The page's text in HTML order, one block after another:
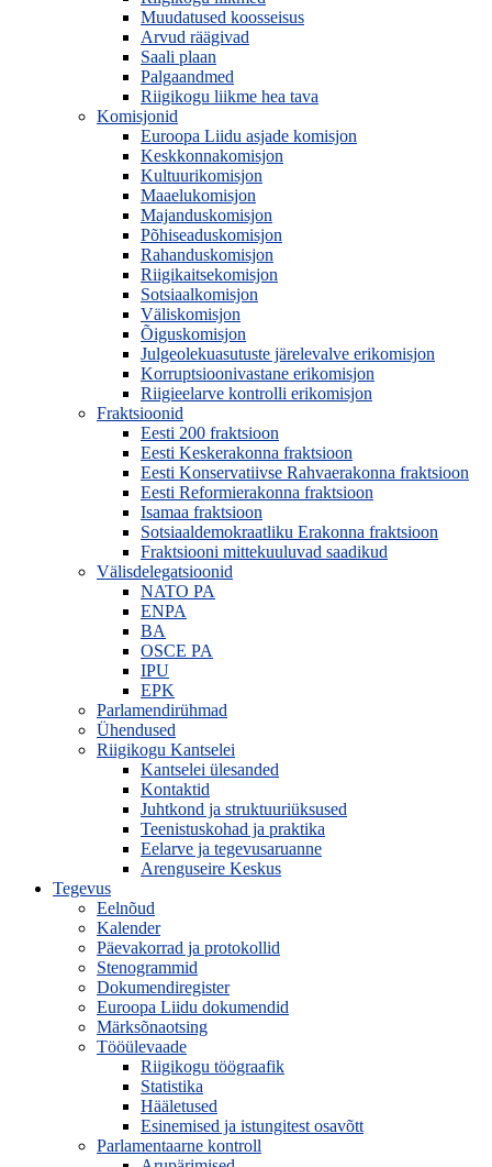
Muudatused koosseisus
Arvud räägivad
Saali plaan
Palgaandmed
Riigikogu liikme hea tava
Komisjonid
Euroopa Liidu asjade komisjon
Keskkonnakomisjon
Kultuurikomisjon
Maaelukomisjon
Majanduskomisjon
Põhiseaduskomisjon
Rahanduskomisjon
Riigikaitsekomisjon
Sotsiaalkomisjon
Väliskomisjon
Õiguskomisjon
Julgeolekuasutuste järelevalve erikomisjon
Korruptsioonivastane erikomisjon
Riigieelarve kontrolli erikomisjon
Fraktsioonid
Eesti 200 fraktsioon
Eesti Keskerakonna fraktsioon
Eesti Konservatiivse Rahvaerakonna fraktsioon
Eesti Reformierakonna fraktsioon
Isamaa fraktsioon
Sotsiaaldemokraatliku Erakonna fraktsioon
Fraktsiooni mittekuuluvad saadikud
Välisdelegatsioonid
NATO PA
ENPA
BA
OSCE PA
IPU
EPK
Parlamendirühmad
Ühendused
Riigikogu Kantselei
Kantselei ülesanded
Kontaktid
Juhtkond ja struktuuriüksused
Teenistuskohad ja praktika
Eelarve ja tegevusaruanne
Arenguseire Keskus
Tegevus
Eelnõud
Kalender
Päevakorrad ja protokollid
Stenogrammid
Dokumendiregister
Euroopa Liidu dokumendid
Märksõnaotsing
Tööülevaade
Riigikogu töögraafik
Statistika
Hääletused
Esinemised ja istungitest osavõtt
Parlamentaarne kontroll